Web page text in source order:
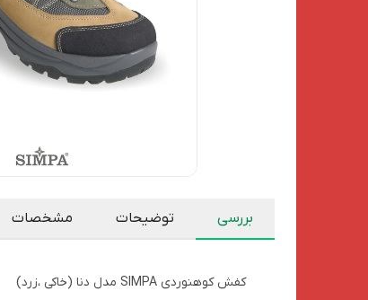
بررسی توضیحات مشخصات
کفش کوهنوردی SIMPA مدل دنا (خاکی ،زرد)